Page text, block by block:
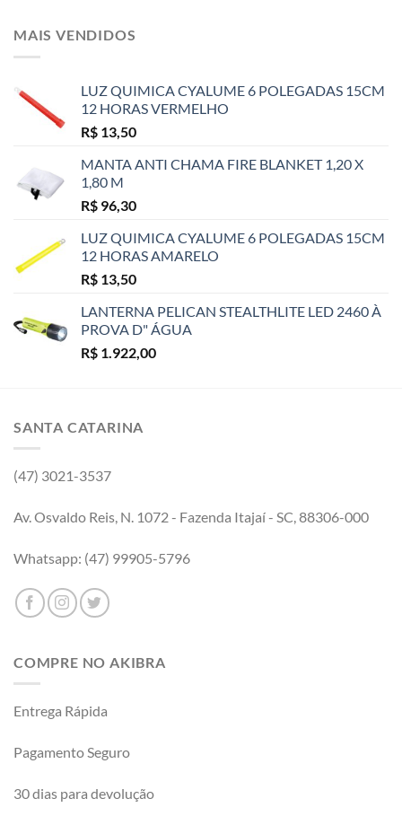
MAIS VENDIDOS
LUZ QUIMICA CYALUME 6 POLEGADAS 15CM
12 HORAS VERMELHO
R$ 13,50
MANTA ANTI CHAMA FIRE BLANKET 1,20 X
1,80 M
R$ 96,30
LUZ QUIMICA CYALUME 6 POLEGADAS 15CM
12 HORAS AMARELO
R$ 13,50
LANTERNA PELICAN STEALTHLITE LED 2460 À
PROVA D" ÁGUA
R$ 1.922,00
SANTA CATARINA
(47) 3021-3537
Av. Osvaldo Reis, N. 1072 - Fazenda Itajaí - SC, 88306-000
Whatsapp: (47) 99905-5796
COMPRE NO AKIBRA
Entrega Rápida
Pagamento Seguro
30 dias para devolução